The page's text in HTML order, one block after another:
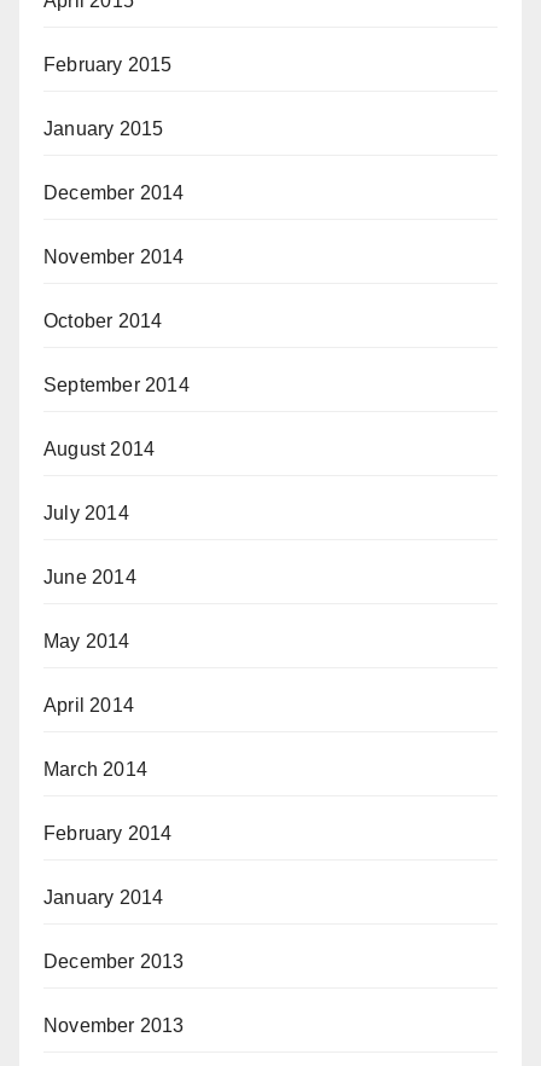
February 2015
January 2015
December 2014
November 2014
October 2014
September 2014
August 2014
July 2014
June 2014
May 2014
April 2014
March 2014
February 2014
January 2014
December 2013
November 2013